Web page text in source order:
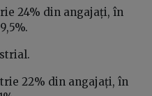
24% din angajați, în
22% din angajați, în